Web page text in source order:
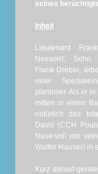
seines
Inhalt
Lieutenant
Neeson), Sohn
Frank Drebin,
einer
planloser. Als er
mitten in einen
natürlich das
Davis (CCH
Nase voll von
Walter Hauser) in
Kurz darauf